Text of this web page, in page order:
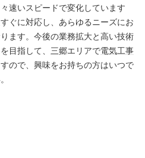
速いスピードで変化しています
ぐに対応し、あらゆるニーズにお
ます。今後の業務拡大と高い技術
目指して、 三郷エリアで電気工事
ので、興味をお持ちの方はいつで